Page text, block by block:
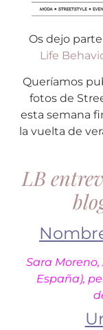
Os dejo
Life
Queríamos
fotos de
esta semana
la vuelta de
LB
Sara Moreno,
España),